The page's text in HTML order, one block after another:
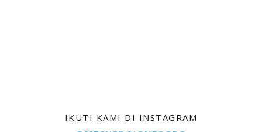
IKUTI KAMI DI INSTAGRAM